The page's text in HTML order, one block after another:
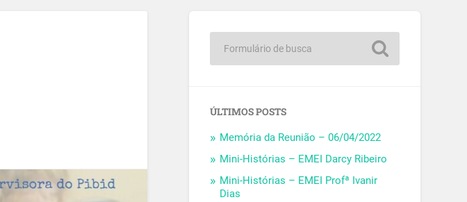
ÚLTIMOS POSTS
Memória da Reunião – 06/04/2022
Mini-Histórias – EMEI Darcy Ribeiro
Mini-Histórias – EMEI Profª Ivanir
Dias